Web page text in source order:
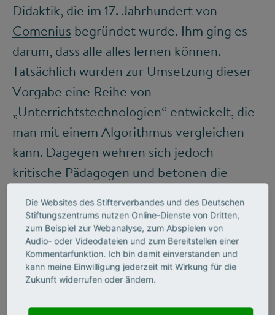
Didaktik, die im 17. Jahrhundert von
Comenius begründet wurde. Ihm ging es
darum, dass alle alles lernen können.
Tatsächlich wurden zur Umsetzung dieser
Vorgabe eine Reihe von
„Unterrichtstechnologien“ entwickelt, die
man mit einem Algorithmus vergleichen
kann. Dagegen wehren sich jedoch
kritische Pädagogen und betonen die
Autonomie gegenüber gesellschaftlichen
Strukturen.
Die Websites des Stifterverbandes und des Deutschen
Stiftungszentrums nutzen Online-Dienste von Dritten,
zum Beispiel zur Webanalyse, zum Abspielen von
Audio- oder Videodateien und zum Bereitstellen einer
Kommentarfunktion. Ich bin damit einverstanden und
kann meine Einwilligung jederzeit mit Wirkung für die
Zukunft widerrufen oder ändern.